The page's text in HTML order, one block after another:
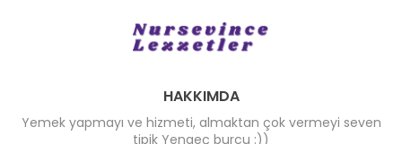
HAKKIMDA
Yemek yapmayı ve hizmeti, almaktan çok vermeyi seven
tipik Yengeç burcu :))